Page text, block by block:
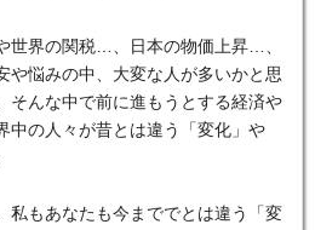
世界の関税…、日本の物価上昇…、
や悩みの中、大変な人が多いかと思
そんな中で前に進もうとする経済や
中の人々が昔とは違う「変化」や
私もあなたも今まででとは違う「変